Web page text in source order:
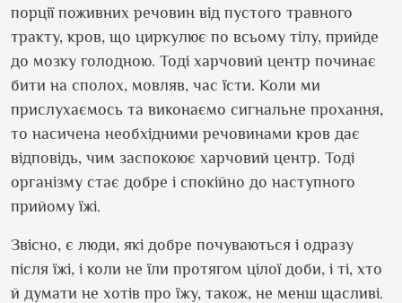
порції поживних речовин від пустого травного
тракту, кров, що циркулює по всьому тілу, прийде
до мозку голодною. Тоді харчовий центр починає
бити на сполох, мовляв, час їсти. Коли ми
прислухаємось та виконаємо сигнальне прохання,
то насичена необхідними речовинами кров дає
відповідь, чим заспокоює харчовий центр. Тоді
організму стає добре і спокійно до наступного
прийому їжі.
Звісно, є люди, які добре почуваються і одразу
після їжі, і коли не їли протягом цілої доби, і ті, хто
й думати не хотів про їжу, також, не менш щасливі.